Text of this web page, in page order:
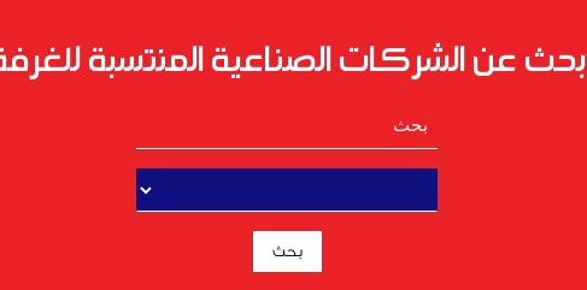
بحث عن الشركات الصناعية المنتسبة